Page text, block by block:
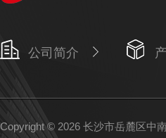
公司简介
Copyright © 2026 长沙市岳麓区中